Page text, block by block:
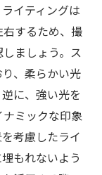
イティングは
するため、撮
ましょう。ス
、柔らかい光
に、強い光を
ミックな印象
考慮したライ
もれないよう